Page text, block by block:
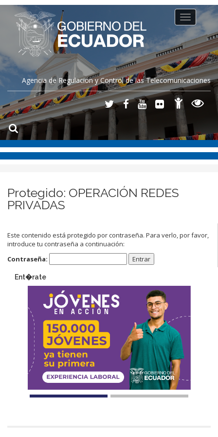
Agencia de Regulación y Control de las Telecomunicaciones
Toggle
navigation
Protegido: OPERACIÓN REDES
PRIVADAS
Este contenido está protegido por contraseña. Para verlo, por favor,
introduce tu contraseña a continuación:
Contraseña:
Ent�rate